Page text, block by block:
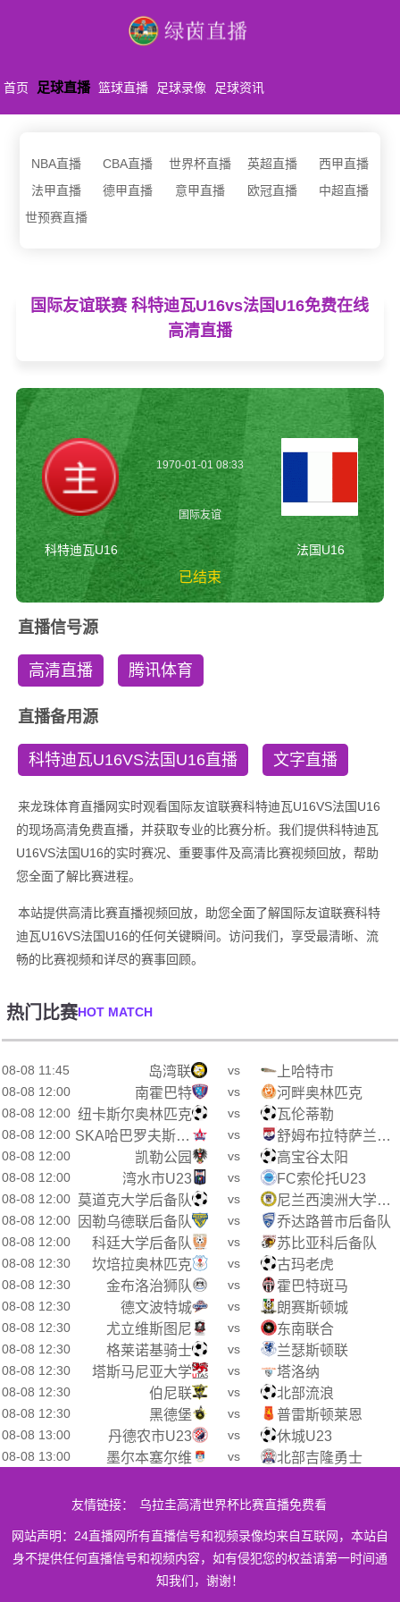
首页 足球直播 篮球直播 足球录像 足球资讯
NBA直播 CBA直播 世界杯直播 英超直播
西甲直播
法甲直播
德甲直播 意甲直播 欧冠直播
中超直播
世预赛直播
国际友谊联赛 科特迪瓦U16vs法国U16免费在线
高清直播
科特迪瓦U16
1970-01-01 08:33
国际友谊
已结束
法国U16
直播信号源
高清直播 腾讯体育
直播备用源
科特迪瓦U16VS法国U16直播 文字直播
来龙珠体育直播网实时观看国际友谊联赛科特迪瓦U16VS法国U16
的现场高清免费直播，并获取专业的比赛分析。我们提供科特迪瓦
U16VS法国U16的实时赛况、重要事件及高清比赛视频回放，帮助
您全面了解比赛进程。
本站提供高清比赛直播视频回放，助您全面了解国际友谊联赛科特
迪瓦U16VS法国U16的任何关键瞬间。访问我们，享受最清晰、流
畅的比赛视频和详尽的赛事回顾。
热门比赛HOT MATCH
08-08 11:45 岛湾联 vs 上哈特市
08-08 12:00 南霍巴特 vs 河畔奥林匹克
08-08 12:00 纽卡斯尔奥林匹克 vs 瓦伦蒂勒
08-08 12:00 SKA哈巴罗夫斯克B队 vs 舒姆布拉特萨兰斯克
08-08 12:00 凯勒公园 vs 高宝谷太阳
08-08 12:00 湾水市U23 vs FC索伦托U23
08-08 12:00 莫道克大学后备队 vs 尼兰西澳洲大学后备队
08-08 12:00 因勒乌德联后备队 vs 乔达路普市后备队
08-08 12:00 科廷大学后备队 vs 苏比亚科后备队
08-08 12:30 坎培拉奥林匹克 vs 古玛老虎
08-08 12:30 金布洛治狮队 vs 霍巴特斑马
08-08 12:30 德文波特城 vs 朗赛斯顿城
08-08 12:30 尤立维斯图尼 vs 东南联合
08-08 12:30 格莱诺基骑士 vs 兰瑟斯顿联
08-08 12:30 塔斯马尼亚大学 vs 塔洛纳
08-08 12:30 伯尼联 vs 北部流浪
08-08 12:30 黑德堡 vs 普雷斯顿莱恩
08-08 13:00 丹德农市U23 vs 休城U23
08-08 13:00 墨尔本塞尔维 vs 北部吉隆勇士
友情链接： 乌拉圭高清世界杯比赛直播免费看
网站声明：24直播网所有直播信号和视频录像均来自互联网，本站自
身不提供任何直播信号和视频内容，如有侵犯您的权益请第一时间通
知我们，谢谢！